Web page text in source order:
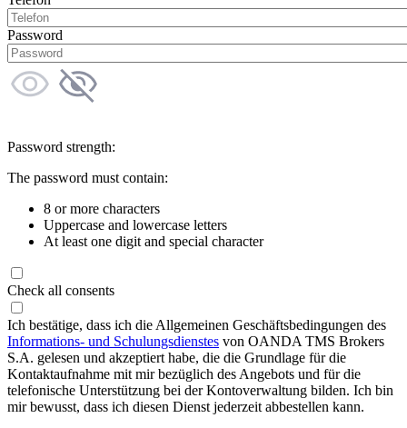
Password
Password strength:
The password must contain:
8 or more characters
Uppercase and lowercase letters
At least one digit and special character
Check all consents
Ich bestätige, dass ich die Allgemeinen Geschäftsbedingungen des
Informations- und Schulungsdienstes von OANDA TMS Brokers
S.A. gelesen und akzeptiert habe, die die Grundlage für die
Kontaktaufnahme mit mir bezüglich des Angebots und für die
telefonische Unterstützung bei der Kontoverwaltung bilden. Ich bin
mir bewusst, dass ich diesen Dienst jederzeit abbestellen kann.